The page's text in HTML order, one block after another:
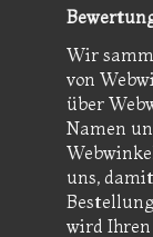
Wir
von
über
Namen
uns,
wird Ihren